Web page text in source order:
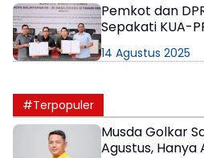
Pemkot dan
Sepakati KUA-
14 Agustus 2025
#Terpopuler
Musda Golkar
Agustus, Hanya